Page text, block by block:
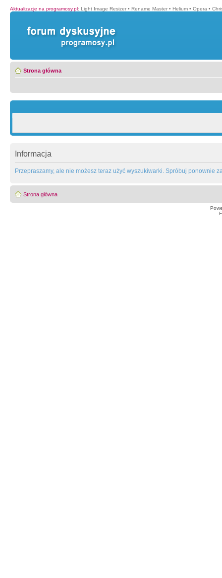
Aktualizacje na programosy.pl: Light Image Resizer • Rename Master • Helium • Opera •
Strona główna
Informacja
Przepraszamy, ale nie możesz teraz użyć wyszukiwarki. Spróbuj ponownie
Strona główna